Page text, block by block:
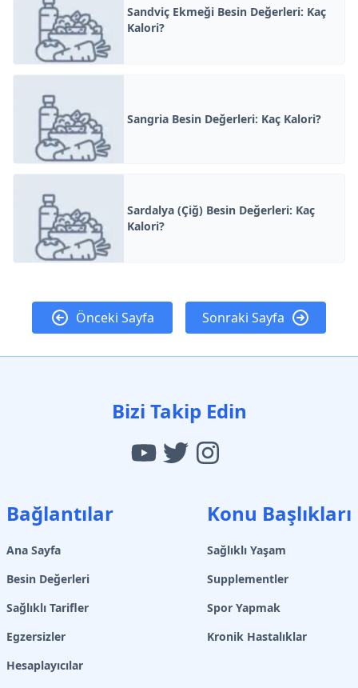
Sandviç Ekmeği Besin Değerleri: Kaç
Kalori?
Sangria Besin Değerleri: Kaç Kalori?
Sardalya (Çiğ) Besin Değerleri: Kaç
Kalori?
Önceki Sayfa Sonraki Sayfa
Bizi Takip Edin
Bağlantılar
Ana Sayfa
Besin Değerleri
Sağlıklı Tarifler
Egzersizler
Hesaplayıcılar
Konu Başlıkları
Sağlıklı Yaşam
Supplementler
Spor Yapmak
Kronik Hastalıklar